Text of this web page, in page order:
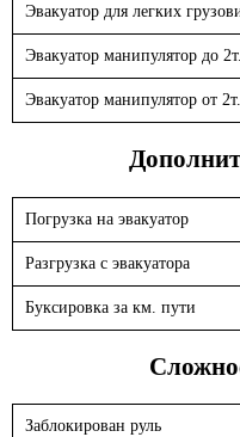
Эвакуатор для легких
Эвакуатор манипулятор до 2т.
Эвакуатор манипулятор от 2т.
Погрузка на эвакуатор
Разгрузка с эвакуатора
Буксировка за км. пути
Заблокирован руль